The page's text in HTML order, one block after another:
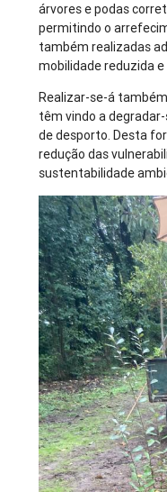
árvores e podas
permitindo o
também realizadas
mobilidade reduzida e
Realizar-se-á
têm vindo a
de desporto. Desta
redução das
sustentabilidade